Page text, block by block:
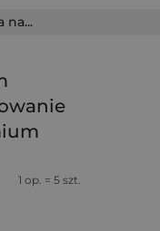
na...
1 op. = 5 szt.